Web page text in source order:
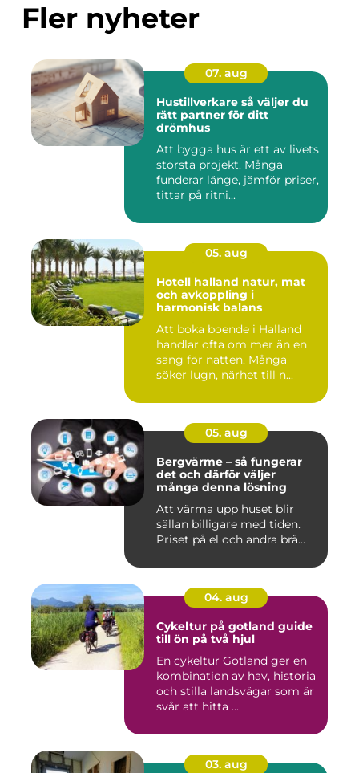
Fler nyheter
07. aug
Hustillverkare så väljer du
rätt partner för ditt
drömhus
Att bygga hus är ett av livets
största projekt. Många
funderar länge, jämför priser,
tittar på ritni...
05. aug
Hotell halland natur, mat
och avkoppling i
harmonisk balans
Att boka boende i Halland
handlar ofta om mer än en
säng för natten. Många
söker lugn, närhet till n...
05. aug
Bergvärme – så fungerar
det och därför väljer
många denna lösning
Att värma upp huset blir
sällan billigare med tiden.
Priset på el och andra brä...
04. aug
Cykeltur på gotland guide
till ön på två hjul
En cykeltur Gotland ger en
kombination av hav, historia
och stilla landsvägar som är
svår att hitta ...
03. aug